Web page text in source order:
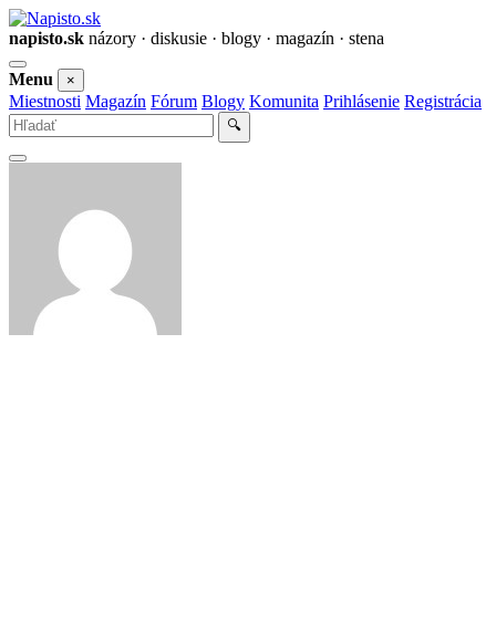
napisto.sk názory · diskusie · blogy · magazín · stena
Otvoriť
menu
Menu ×
Miestnosti Magazín Fórum Blogy Komunita Prihlásenie Registrácia
Vyhľadať
🔍